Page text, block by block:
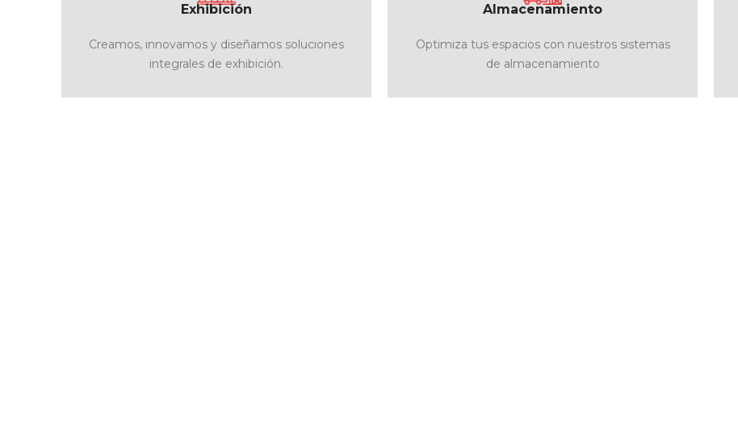
Exhibición
Creamos, innovamos y diseñamos soluciones
integrales de exhibición.
Almacenamiento
Optimiza tus espacios con nuestros sistemas
de almacenamiento